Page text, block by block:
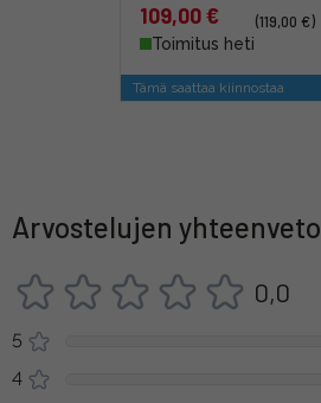
109,00 €
(119,00 €)
Toimitus heti
Tämä saattaa kiinnostaa
Arvostelujen yhteenveto
0,0
5
4